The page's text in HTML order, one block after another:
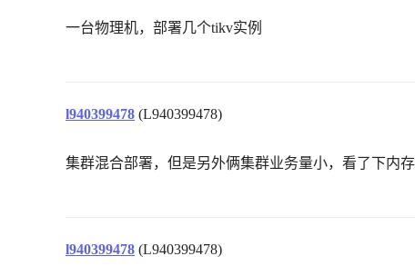
一台物理机，部署几个tikv实例
l940399478 (L940399478)
集群混合部署，但是另外俩集群业务量小，看了下内
l940399478 (L940399478)